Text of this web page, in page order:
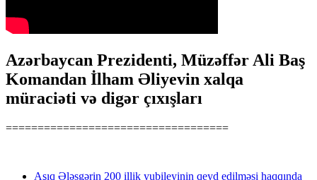
Azərbaycan Prezidenti, Müzəffər Ali Baş
Komandan İlham Əliyevin xalqa
müraciəti və digər çıxışları
===================================
Aşıq Ələsgərin 200 illik yubileyinin qeyd edilməsi haqqında